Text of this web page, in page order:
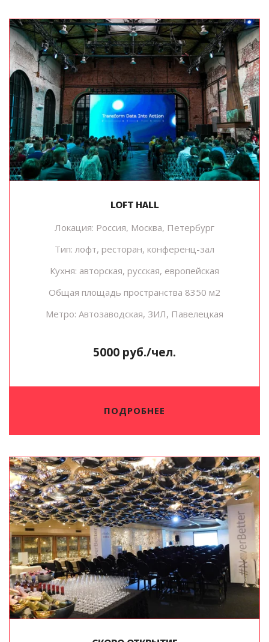
LOFT HALL
Локация: Россия, Москва, Петербург
Тип: лофт, ресторан, конференц-зал
Кухня: авторская, русская, европейская
Общая площадь пространства 8350 м2
Метро: Автозаводская, ЗИЛ, Павелецкая
5000 руб./чел.
ПОДРОБНЕЕ